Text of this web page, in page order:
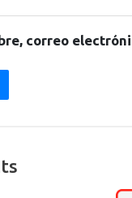
correo